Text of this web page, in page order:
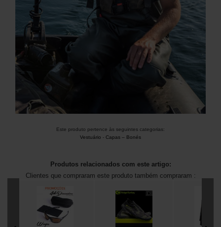
Este produto pertence às seguintes categorias:
Vestuário - Capas – Bonés
Produtos relacionados com este artigo:
Clientes que compraram este produto também compraram :